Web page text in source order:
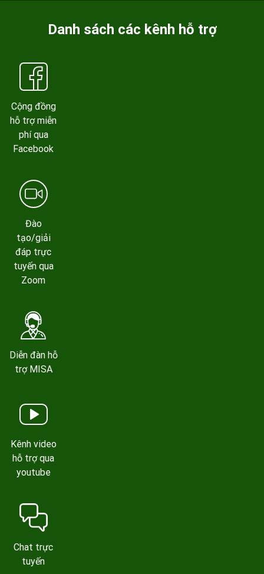
Danh sách các kênh hỗ trợ
Cộng đồng
hỗ trợ miễn
phí qua
Facebook
Đào
tạo/giải
đáp trực
tuyến qua
Zoom
Diễn đàn hỗ
trợ MISA
Kênh video
hỗ trợ qua
youtube
Chat trực
tuyến